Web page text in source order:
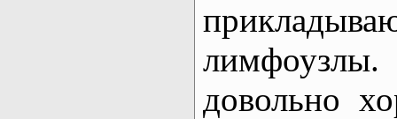
лимфоузлы.
довольно